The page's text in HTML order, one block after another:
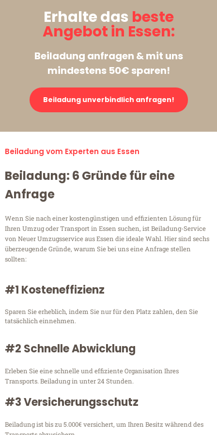
Erhalte das beste
Angebot in Essen:
Beiladung anfragen & mit uns
mindestens 50€ sparen!
Beiladung unverbindlich anfragen!
Beiladung vom Experten aus Essen
Beiladung: 6 Gründe für eine
Anfrage
Wenn Sie nach einer kostengünstigen und effizienten Lösung für
Ihren Umzug oder Transport in Essen suchen, ist Beiladung-Service
von Neuer Umzugsservice aus Essen die ideale Wahl. Hier sind sechs
überzeugende Gründe, warum Sie bei uns eine Anfrage stellen
sollten:
#1 Kosteneffizienz
Sparen Sie erheblich, indem Sie nur für den Platz zahlen, den Sie
tatsächlich einnehmen.
#2 Schnelle Abwicklung
Erleben Sie eine schnelle und effiziente Organisation Ihres
Transports. Beiladung in unter 24 Stunden.
#3 Versicherungsschutz
Beiladung ist bis zu 5.000€ versichert, um Ihren Besitz während des